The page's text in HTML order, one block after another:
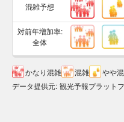
混雑予想
対前年増加率:
全体
かなり混雑 混雑 やや
データ提供元: 観光予報プラット